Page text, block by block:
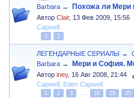
Barbara → Похожа ли
АвторClair, 13 Фев 2009, 15:56
Capwell
1 2
ЛЕГЕНДАРНЫЕ СЕРИАЛЫ →
Barbara → Мери и София.
Авторiney, 16 Авг 2008, 21:44
Capwell Eden Capwell
1 2 3 28 29 30